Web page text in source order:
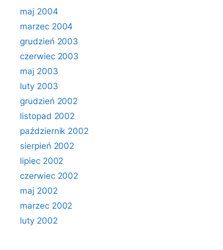
maj 2004
marzec 2004
grudzień 2003
czerwiec 2003
maj 2003
luty 2003
grudzień 2002
listopad 2002
październik 2002
sierpień 2002
lipiec 2002
czerwiec 2002
maj 2002
marzec 2002
luty 2002